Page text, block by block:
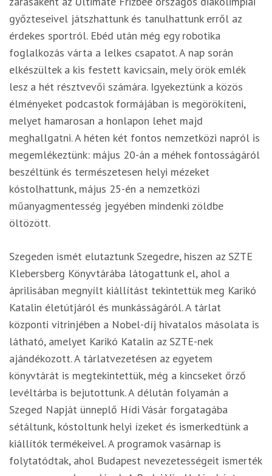
győzteseivel játszhattunk és tanulhattunk erről az
érdekes sportról. Ebéd után még egy robotika
foglalkozás várta a lelkes csapatot. A nap során
elkészültek a kis festett kavicsain, mely örök emlék
lesz a hét résztvevői számára. Igyekeztünk a közös
élményeket podcastok formájában is megörökíteni,
melyet hamarosan a honlapon lehet majd
meghallgatni. A héten két fontos nemzetközi napról is
megemlékeztünk: május 20-án a méhek fontosságáról
beszéltünk és természetesen helyi mézeket
kóstolhattunk, május 25-én a nemzetközi
műanyagmentesség jegyében mindenki zöldbe
öltözött.
Szegeden ismét elutaztunk Szegedre, hiszen az SZTE
Klebersberg Könyvtárába látogattunk el, ahol a
áprilisában megnyílt kiállítást tekintettük meg Karikó
Katalin életútjáról és munkásságáról.A tárlat
központi vitrinjében a Nobel-díj hivatalos másolata is
látható, amelyet Karikó Katalin az SZTE-nek
ajándékozott.A tárlatvezetésen az egyetem
könyvtárát is megtekintettük, még a kincseket őrző
levéltárba is bejutottunk. A délután folyamán a
Szeged Napját ünneplő Hídi Vásár forgatagába
sétáltunk, kóstoltunk helyi ízeket és ismerkedtünk a
kiállítók termékeivel. A programok vasárnap is
folytatódtak, ahol Budapest nevezetességeit ismerték